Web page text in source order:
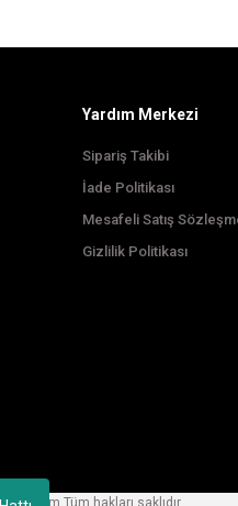
Yardım Merkezi
Sipariş Takibi
İade Politikası
Mesafeli Satış
Gizlilik Politikası
Tüm hakları saklıdır.